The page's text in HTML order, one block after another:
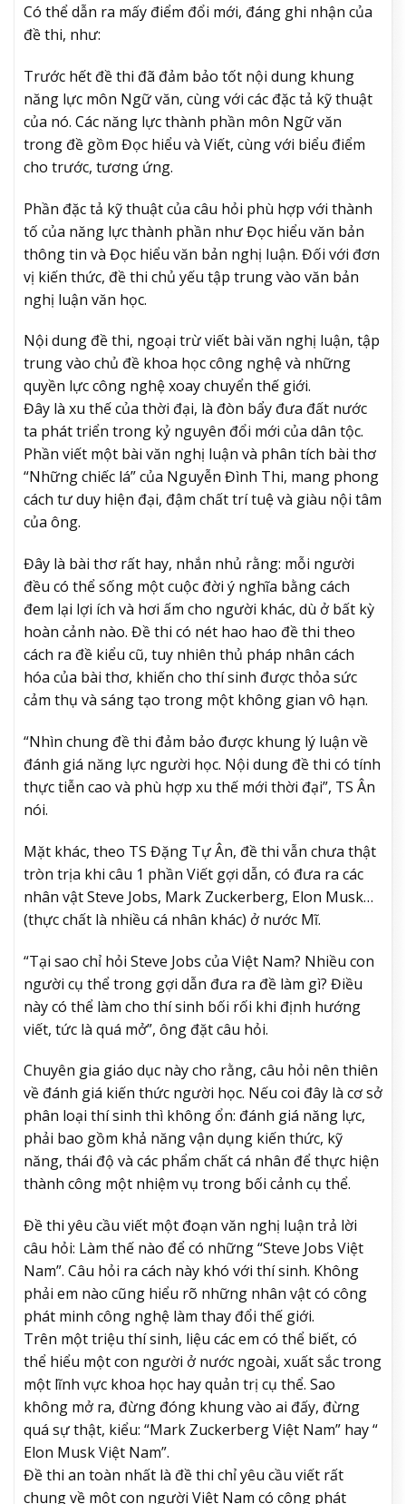
Có thể dẫn ra mấy điểm đổi mới, đáng ghi nhận của
đề thi, như:
Trước hết đề thi đã đảm bảo tốt nội dung khung
năng lực môn Ngữ văn, cùng với các đặc tả kỹ thuật
của nó. Các năng lực thành phần môn Ngữ văn
trong đề gồm Đọc hiểu và Viết, cùng với biểu điểm
cho trước, tương ứng.
Phần đặc tả kỹ thuật của câu hỏi phù hợp với thành
tố của năng lực thành phần như Đọc hiểu văn bản
thông tin và Đọc hiểu văn bản nghị luận. Đối với đơn
vị kiến thức, đề thi chủ yếu tập trung vào văn bản
nghị luận văn học.
Nội dung đề thi, ngoại trừ viết bài văn nghị luận, tập
trung vào chủ đề khoa học công nghệ và những
quyền lực công nghệ xoay chuyển thế giới.
Đây là xu thế của thời đại, là đòn bẩy đưa đất nước
ta phát triển trong kỷ nguyên đổi mới của dân tộc.
Phần viết một bài văn nghị luận và phân tích bài thơ
“Những chiếc lá” của Nguyễn Đình Thi, mang phong
cách tư duy hiện đại, đậm chất trí tuệ và giàu nội tâm
của ông.
Đây là bài thơ rất hay, nhắn nhủ rằng: mỗi người
đều có thể sống một cuộc đời ý nghĩa bằng cách
đem lại lợi ích và hơi ấm cho người khác, dù ở bất kỳ
hoàn cảnh nào. Đề thi có nét hao hao đề thi theo
cách ra đề kiểu cũ, tuy nhiên thủ pháp nhân cách
hóa của bài thơ, khiến cho thí sinh được thỏa sức
cảm thụ và sáng tạo trong một không gian vô hạn.
“Nhìn chung đề thi đảm bảo được khung lý luận về
đánh giá năng lực người học. Nội dung đề thi có tính
thực tiễn cao và phù hợp xu thế mới thời đại”, TS Ân
nói.
Mặt khác, theo TS Đặng Tự Ân, đề thi vẫn chưa thật
tròn trịa khi câu 1 phần Viết gợi dẫn, có đưa ra các
nhân vật Steve Jobs, Mark Zuckerberg, Elon Musk…
(thực chất là nhiều cá nhân khác) ở nước Mĩ.
“Tại sao chỉ hỏi Steve Jobs của Việt Nam? Nhiều con
người cụ thể trong gợi dẫn đưa ra đề làm gì? Điều
này có thể làm cho thí sinh bối rối khi định hướng
viết, tức là quá mở”, ông đặt câu hỏi.
Chuyên gia giáo dục này cho rằng, câu hỏi nên thiên
về đánh giá kiến thức người học. Nếu coi đây là cơ sở
phân loại thí sinh thì không ổn: đánh giá năng lực,
phải bao gồm khả năng vận dụng kiến thức, kỹ
năng, thái độ và các phẩm chất cá nhân để thực hiện
thành công một nhiệm vụ trong bối cảnh cụ thể.
Đề thi yêu cầu viết một đoạn văn nghị luận trả lời
câu hỏi: Làm thế nào để có những “Steve Jobs Việt
Nam”. Câu hỏi ra cách này khó với thí sinh. Không
phải em nào cũng hiểu rõ những nhân vật có công
phát minh công nghệ làm thay đổi thế giới.
Trên một triệu thí sinh, liệu các em có thể biết, có
thể hiểu một con người ở nước ngoài, xuất sắc trong
một lĩnh vực khoa học hay quản trị cụ thể. Sao
không mở ra, đừng đóng khung vào ai đấy, đừng
quá sự thật, kiểu: “Mark Zuckerberg Việt Nam” hay “
Elon Musk Việt Nam”.
Đề thi an toàn nhất là đề thi chỉ yêu cầu viết rất
chung về một con người Việt Nam có công phát